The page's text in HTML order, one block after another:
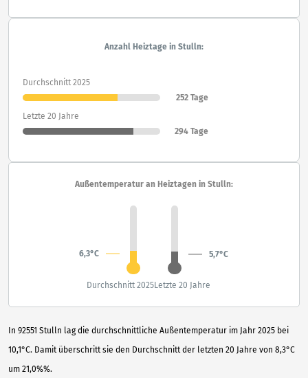
In 92551 Stulln lag die durchschnittliche Außentemperatur im Jahr 2025 bei
10,1°C. Damit überschritt sie den Durchschnitt der letzten 20 Jahre von 8,3°C
um 21,0%%.
Anzahl Heiztage in Stulln:
Durchschnitt 2025
252 Tage
Letzte 20 Jahre
294 Tage
Außentemperatur an Heiztagen in Stulln:
6,3°C 5,7°C
Durchschnitt 2025Letzte 20 Jahre